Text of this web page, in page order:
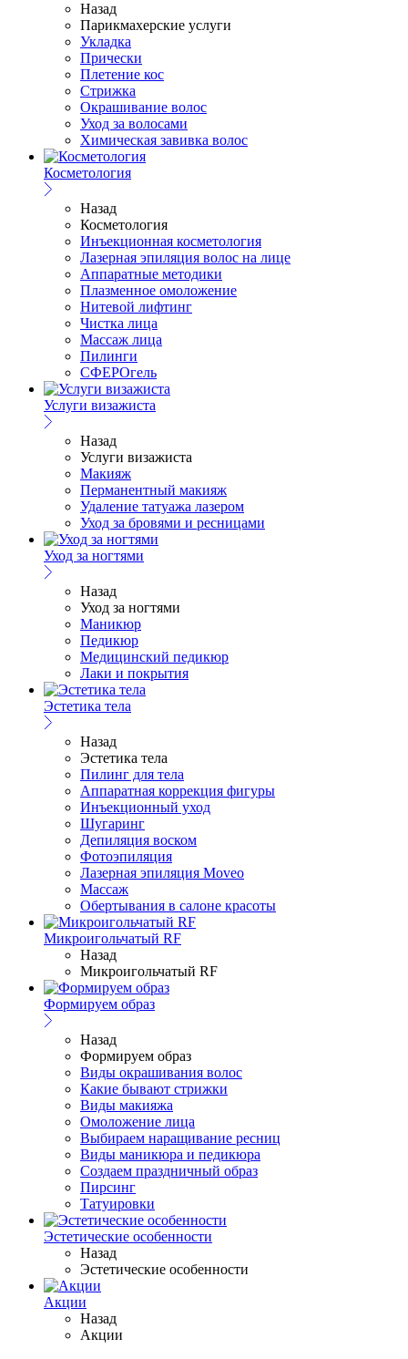
Назад
Парикмахерские услуги
Укладка
Прически
Плетение кос
Стрижка
Окрашивание волос
Уход за волосами
Химическая завивка волос
Косметология
Назад
Косметология
Инъекционная косметология
Лазерная эпиляция волос на лице
Аппаратные методики
Плазменное омоложение
Нитевой лифтинг
Чистка лица
Массаж лица
Пилинги
СФЕРОгель
Услуги визажиста
Назад
Услуги визажиста
Макияж
Перманентный макияж
Удаление татуажа лазером
Уход за бровями и ресницами
Уход за ногтями
Назад
Уход за ногтями
Маникюр
Педикюр
Медицинский педикюр
Лаки и покрытия
Эстетика тела
Назад
Эстетика тела
Пилинг для тела
Аппаратная коррекция фигуры
Инъекционный уход
Шугаринг
Депиляция воском
Фотоэпиляция
Лазерная эпиляция Moveo
Массаж
Обертывания в салоне красоты
Микроигольчатый RF
Назад
Микроигольчатый RF
Формируем образ
Назад
Формируем образ
Виды окрашивания волос
Какие бывают стрижки
Виды макияжа
Омоложение лица
Выбираем наращивание ресниц
Виды маникюра и педикюра
Создаем праздничный образ
Пирсинг
Татуировки
Эстетические особенности
Назад
Эстетические особенности
Акции
Назад
Акции